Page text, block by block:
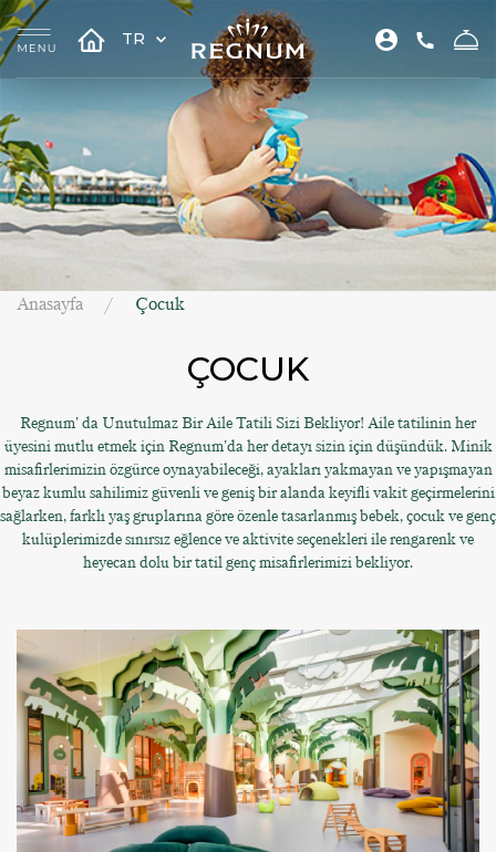
TR
Anasayfa Çocuk
ÇOCUK
Regnum' da Unutulmaz Bir Aile Tatili Sizi Bekliyor! Aile tatilinin her
üyesini mutlu etmek için Regnum'da her detayı sizin için düşündük. Minik
misafirlerimizin özgürce oynayabileceği, ayakları yakmayan ve yapışmayan
beyaz kumlu sahilimiz güvenli ve geniş bir alanda keyifli vakit geçirmelerini
sağlarken, farklı yaş gruplarına göre özenle tasarlanmış bebek, çocuk ve genç
kulüplerimizde sınırsız eğlence ve aktivite seçenekleri ile rengarenk ve
heyecan dolu bir tatil genç misafirlerimizi bekliyor.